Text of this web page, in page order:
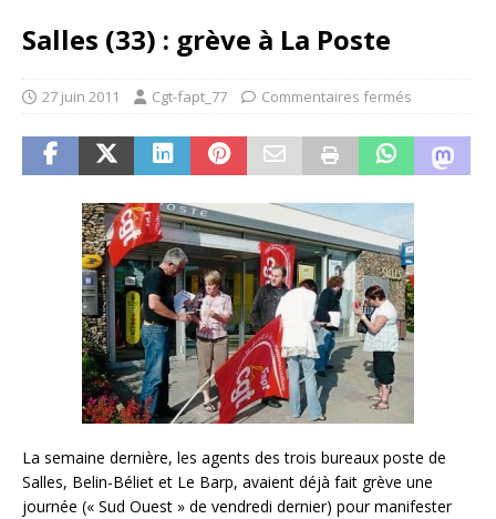
Salles (33) : grève à La Poste
27 juin 2011 Cgt-fapt_77 Commentaires fermés
La semaine dernière, les agents des trois bureaux poste de
Salles, Belin-Béliet et Le Barp, avaient déjà fait grève une
journée (« Sud Ouest » de vendredi dernier) pour manifester